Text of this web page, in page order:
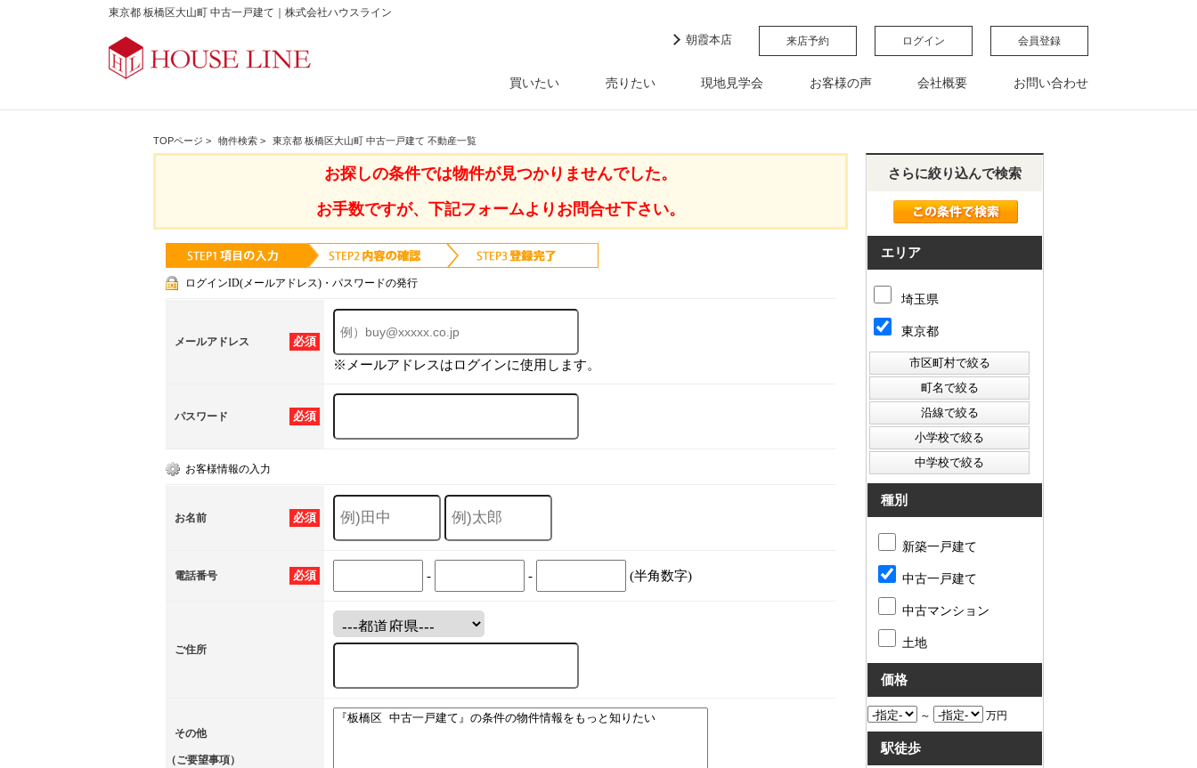
東京都 板橋区大山町 中古一戸建て｜株式会社ハウスライン
朝霞本店 来店予約 ログイン 会員登録
買いたい 売りたい 現地見学会 お客様の声 会社概要 お問い合わせ
TOPページ > 物件検索 > 東京都 板橋区大山町 中古一戸建て 不動産一覧
お探しの条件では物件が見つかりませんでした。
お手数ですが、下記フォームよりお問合せ下さい。
ログインID(メールアドレス)・パスワードの発行
必須
メールアドレス
※メールアドレスはログインに使用します。
必須
パスワード
お客様情報の入力
必須
お名前
必須
電話番号 - - (半角数字)
ご住所
その他
（ご要望事項）
さらに絞り込んで検索
エリア
埼玉県
東京都
種別
新築一戸建て
中古一戸建て
中古マンション
土地
価格
～ 万円
駅徒歩